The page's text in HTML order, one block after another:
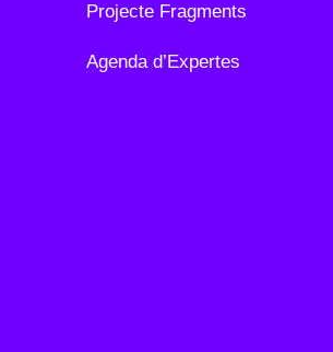
Projecte Fragments
Agenda d’Expertes